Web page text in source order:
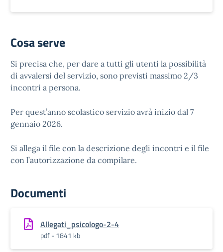
Cosa serve
Si precisa che, per dare a tutti gli utenti la possibilità
di avvalersi del servizio, sono previsti massimo 2/3
incontri a persona.
Per quest’anno scolastico servizio avrà inizio dal 7
gennaio 2026.
Si allega il file con la descrizione degli incontri e il file
con l’autorizzazione da compilare.
Documenti
Allegati_psicologo-2-4
pdf - 1841 kb